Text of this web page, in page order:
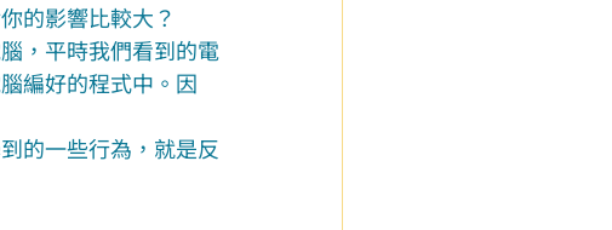
的影響比較大？
，平時我們看到的電
編好的程式中。因
的一些行為，就是反